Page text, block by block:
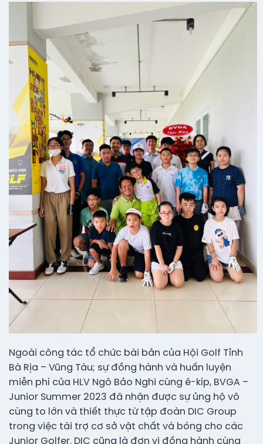
Ngoài công tác tổ chức bài bản của Hội Golf Tỉnh
Bà Rịa – Vũng Tàu; sự đồng hành và huấn luyện
miễn phí của HLV Ngô Bảo Nghi cùng ê-kíp, BVGA –
Junior Summer 2023 đã nhận được sự ủng hộ vô
cùng to lớn và thiết thực từ tập đoàn DIC Group
trong việc tài trợ cơ sở vật chất và bóng cho các
Junior Golfer. DIC cũng là đơn vị đồng hành cùng